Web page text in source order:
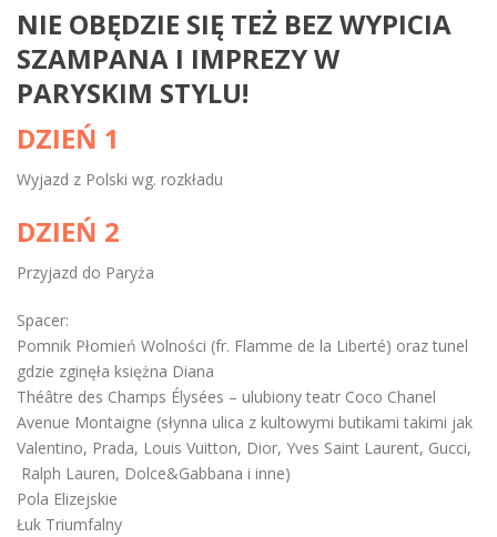
NIE OBĘDZIE SIĘ TEŻ BEZ WYPICIA
SZAMPANA I IMPREZY W
PARYSKIM STYLU!
DZIEŃ 1
Wyjazd z Polski wg. rozkładu
DZIEŃ 2
Przyjazd do Paryża
Spacer:
Pomnik Płomień Wolności (fr. Flamme de la Liberté) oraz tunel
gdzie zginęła księżna Diana
Théâtre des Champs Élysées – ulubiony teatr Coco Chanel
Avenue Montaigne (słynna ulica z kultowymi butikami takimi jak
Valentino, Prada, Louis Vuitton, Dior, Yves Saint Laurent, Gucci,
Ralph Lauren, Dolce&Gabbana i inne)
Pola Elizejskie
Łuk Triumfalny